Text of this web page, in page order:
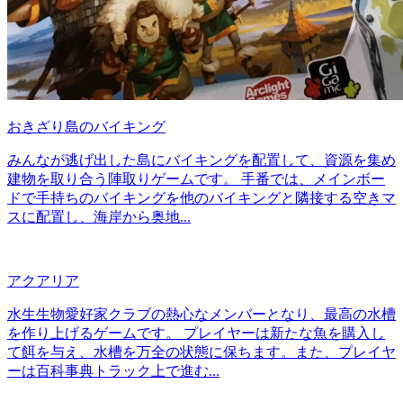
おきざり島のバイキング
みんなが逃げ出した島にバイキングを配置して、資源を集め
建物を取り合う陣取りゲームです。 手番では、メインボー
ドで手持ちのバイキングを他のバイキングと隣接する空きマ
スに配置し、海岸から奥地...
アクアリア
水生生物愛好家クラブの熱心なメンバーとなり、最高の水槽
を作り上げるゲームです。 プレイヤーは新たな魚を購入し
て餌を与え、水槽を万全の状態に保ちます。また、プレイヤ
ーは百科事典トラック上で進む...